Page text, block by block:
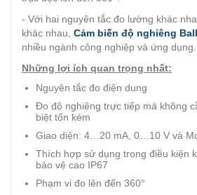
- Với hai nguyên tắc đo lường khác
khác nhau, Cảm biến độ nghiêng
nhiều ngành công nghiệp và ứng dụng.
Những lợi ích quan trọng nhất:
Nguyên tắc đo điện dung
Đo độ nghiêng trực tiếp mà không
biệt tốn kém
Giao diện: 4…20 mA, 0…10 V và
Thích hợp sử dụng trong điều kiện
bảo vệ cao IP67
Phạm vi đo lên đến 360°